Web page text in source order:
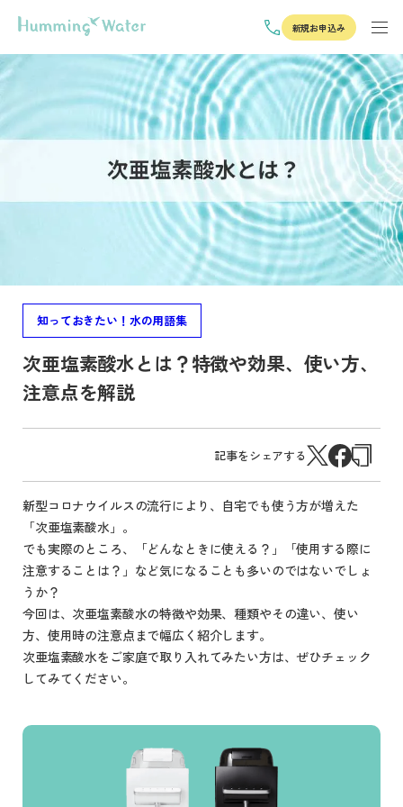
新規お申込み
知っておきたい！水の用語集
次亜塩素酸水とは？特徴や効果、使い方、
注意点を解説
記事をシェアする
新型コロナウイルスの流行により、自宅でも使う方が増えた
「次亜塩素酸水」。
でも実際のところ、「どんなときに使える？」「使用する際に
注意することは？」など気になることも多いのではないでしょ
うか？
今回は、次亜塩素酸水の特徴や効果、種類やその違い、使い
方、使用時の注意点まで幅広く紹介します。
次亜塩素酸水をご家庭で取り入れてみたい方は、ぜひチェック
してみてください。